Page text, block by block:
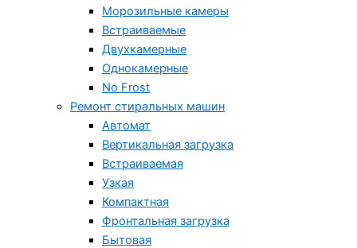
Морозильные камеры
Встраиваемые
Двухкамерные
Однокамерные
No Frost
Ремонт стиральных машин
Автомат
Вертикальная загрузка
Встраиваемая
Узкая
Компактная
Фронтальная загрузка
Бытовая